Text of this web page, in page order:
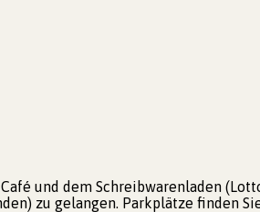
und dem Schreibwarenladen
zu gelangen. Parkplätze finden